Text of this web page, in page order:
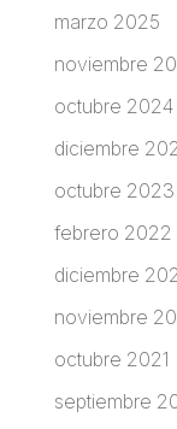
marzo 2025
noviembre
octubre 2024
diciembre
octubre 2023
febrero 2022
diciembre
noviembre
octubre 2021
septiembre